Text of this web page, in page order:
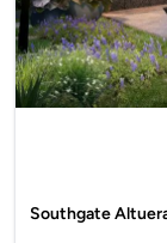
Southgate